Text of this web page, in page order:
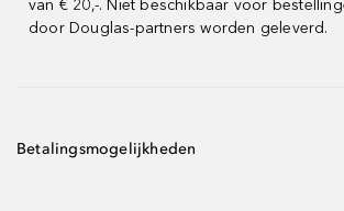
van € 20,-. Niet beschikbaar voor
door Douglas-partners worden geleverd.
Betalingsmogelijkheden